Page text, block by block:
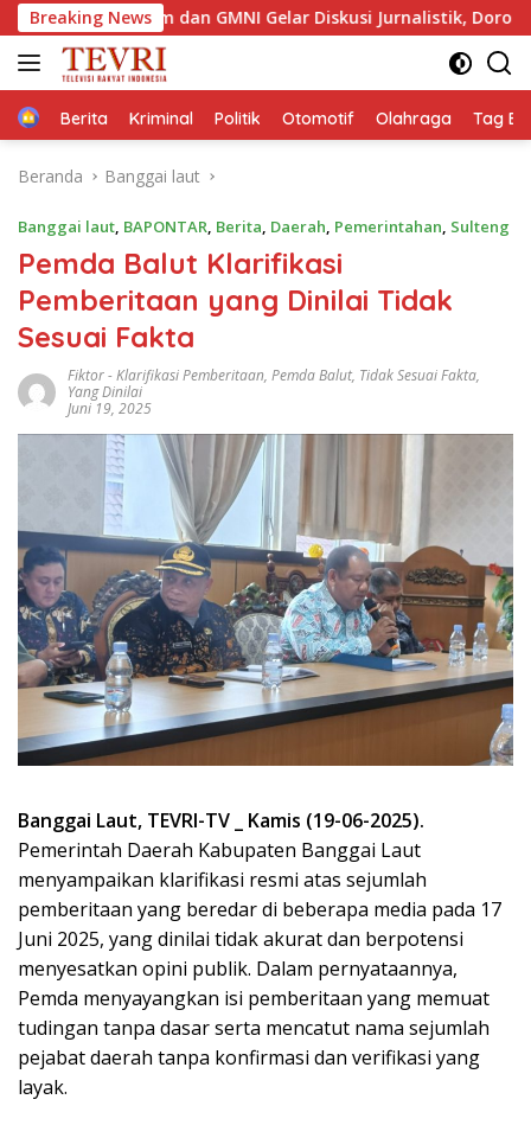
Langsung
ke
konten
Breaking News
dan GMNI Gelar Diskusi Jurnalistik, Dorong Gen Z Kritis
HomeBerita Kriminal Politik Otomotif Olahraga Tag
Beranda Banggai laut
Banggai laut, BAPONTAR, Berita, Daerah, Pemerintahan, Sulteng
Pemda Balut Klarifikasi
Pemberitaan yang Dinilai Tidak
Sesuai Fakta
Fiktor-Klarifikasi Pemberitaan, Pemda Balut, Tidak Sesuai Fakta,
Yang Dinilai
Juni 19, 2025
Banggai Laut, TEVRI-TV _ Kamis (19-06-2025).
Pemerintah Daerah Kabupaten Banggai Laut
menyampaikan klarifikasi resmi atas sejumlah
pemberitaan yang beredar di beberapa media pada 17
Juni 2025, yang dinilai tidak akurat dan berpotensi
menyesatkan opini publik. Dalam pernyataannya,
Pemda menyayangkan isi pemberitaan yang memuat
tudingan tanpa dasar serta mencatut nama sejumlah
pejabat daerah tanpa konfirmasi dan verifikasi yang
layak.